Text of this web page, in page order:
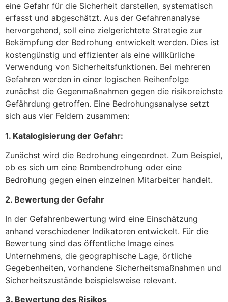
eine Gefahr für die Sicherheit darstellen, systematisch
erfasst und abgeschätzt. Aus der Gefahrenanalyse
hervorgehend, soll eine zielgerichtete Strategie zur
Bekämpfung der Bedrohung entwickelt werden. Dies ist
kostengünstig und effizienter als eine willkürliche
Verwendung von Sicherheitsfunktionen. Bei mehreren
Gefahren werden in einer logischen Reihenfolge
zunächst die Gegenmaßnahmen gegen die risikoreichste
Gefährdung getroffen. Eine Bedrohungsanalyse setzt
sich aus vier Feldern zusammen:
1. Katalogisierung der Gefahr:
Zunächst wird die Bedrohung eingeordnet. Zum Beispiel,
ob es sich um eine Bombendrohung oder eine
Bedrohung gegen einen einzelnen Mitarbeiter handelt.
2. Bewertung der Gefahr
In der Gefahrenbewertung wird eine Einschätzung
anhand verschiedener Indikatoren entwickelt. Für die
Bewertung sind das öffentliche Image eines
Unternehmens, die geographische Lage, örtliche
Gegebenheiten, vorhandene Sicherheitsmaßnahmen und
Sicherheitszustände beispielsweise relevant.
3. Bewertung des Risikos